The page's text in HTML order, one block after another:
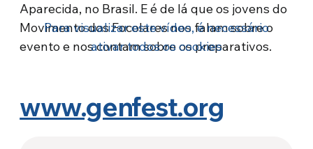
Aparecida, no Brasil. E é de lá que os jovens do
Movimento dos Focolares nos falam sobre o
evento e nos contam sobre os preparativos.
Para visualizar este vídeo, é necessário
ativar todos os cookies
www.genfest.org